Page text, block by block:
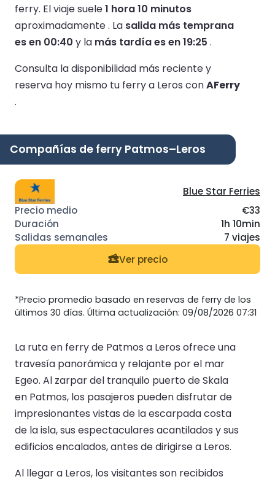
ferry. El viaje suele1 hora 10 minutos
aproximadamente . La salida más temprana
es en 00:40 y la más tardía es en 19:25 .
Consulta la disponibilidad más reciente y
reserva hoy mismo tu ferry a Leros conAFerry
.
Compañías de ferry Patmos–Leros
Blue Star Ferries
€33
1h 10min
7 viajes
Ver precio
*Precio promedio basado en reservas de ferry de los
últimos 30 días. Última actualización: 09/08/2026 07:31
La ruta en ferry de Patmos a Leros ofrece una
travesía panorámica y relajante por el mar
Egeo. Al zarpar del tranquilo puerto de Skala
en Patmos, los pasajeros pueden disfrutar de
impresionantes vistas de la escarpada costa
de la isla, sus espectaculares acantilados y sus
edificios encalados, antes de dirigirse a Leros.
Al llegar a Leros, los visitantes son recibidos